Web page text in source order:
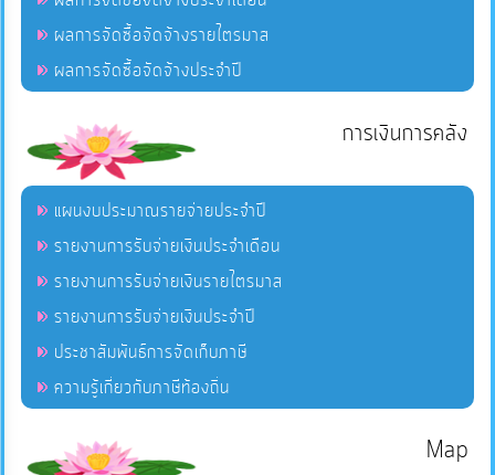
ผลการจัดซื้อจัดจ้างรายไตรมาส
ผลการจัดซื้อจัดจ้างประจำปี
การเงินการคลัง
แผนงบประมาณรายจ่ายประจำปี
รายงานการรับจ่ายเงินประจำเดือน
รายงานการรับจ่ายเงินรายไตรมาส
รายงานการรับจ่ายเงินประจำปี
ประชาสัมพันธ์การจัดเก็บภาษี
ความรู้เกี่ยวกับภาษีท้องถิ่น
Map